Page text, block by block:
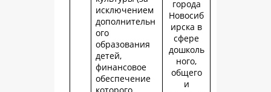
исключением
дополнительн
ого
образования
детей,
финансовое
обеспечение
города
Новосиб
ирска в
сфере
дошколь
ного,
общего
и